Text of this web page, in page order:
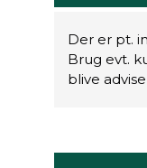
Der er pt.
Brug evt.
blive